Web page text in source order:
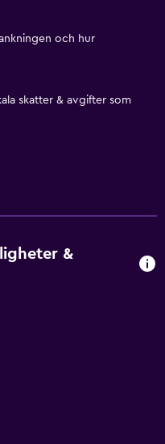
och hur
skatter & avgifter som
&